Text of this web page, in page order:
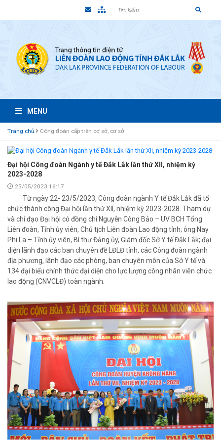
MENU
Trang chủ Công đoàn cấp trên cơ sở, cơ sở
Đại hội Công đoàn Ngành y tế Đắk Lắk lần thứ XII, nhiệm kỳ
2023-2028
25/05/2023 16:17
Từ ngày 22- 23/5/2023, Công đoàn ngành Y tế Đắk Lắk đã tổ
chức thành công Đại hội lần thứ XII, nhiệm kỳ 2023-2028. Tham dự
và chỉ đạo Đại hội có đồng chí Nguyễn Công Bảo – UV BCH Tổng
Liên đoàn, Tỉnh ủy viên, Chủ tịch Liên đoàn Lao động tỉnh; ông Nay
Phi La – Tỉnh ủy viên, Bí thư Đảng ủy, Giám đốc Sở Y tế Đắk Lắk; đại
diện lãnh đạo các ban chuyên đề LĐLĐ tỉnh, các Công đoàn ngành
địa phương, lãnh đạo các phòng, ban chuyên môn của Sở Y tế và
134 đại biểu chính thức đại diện cho lực lượng công nhân viên chức
lao động (CNVCLĐ) toàn ngành.